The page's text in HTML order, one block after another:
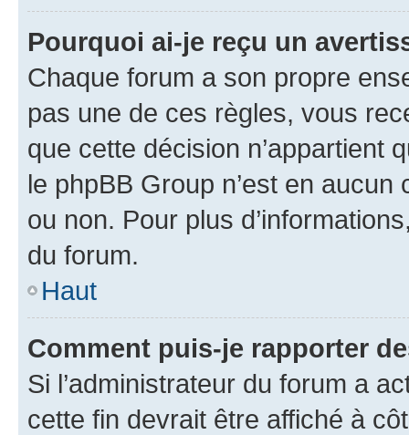
Pourquoi ai-je reçu un
Chaque forum a son propre
pas une de ces règles, vous
que cette décision n’appartient
le phpBB Group n’est en
ou non. Pour plus
du forum.
Haut
Comment puis-je rapporter
Si l’administrateur du forum a
cette fin devrait être affiché à